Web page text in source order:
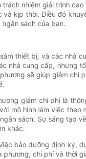
nhiệm giải trình
kịp thời. Điều đó
sách của bạn.
thiết bị, và các nhà
nhà cung cấp, nhưng
sẽ giúp giảm
giảm chi phí là
mô hình làm việc
sách. Sự sáng tạo
khác.
bảo dưỡng định kỳ,
chi phí và thời